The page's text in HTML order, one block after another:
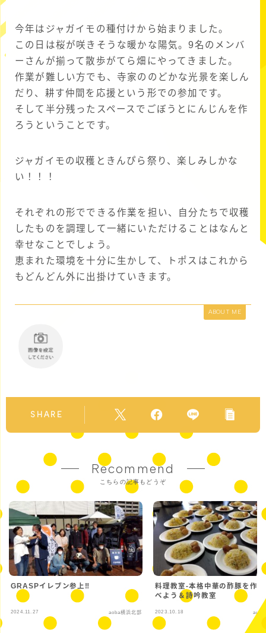
今年はジャガイモの種付けから始まりました。
この日は桜が咲きそうな暖かな陽気。9名のメンバ
ーさんが揃って散歩がてら畑にやってきました。
作業が難しい方でも、寺家ののどかな光景を楽しん
だり、耕す仲間を応援という形での参加です。
そして半分残ったスペースでごぼうとにんじんを作
ろうということです。
ジャガイモの収穫ときんぴら祭り、楽しみしかな
い！！！
それぞれの形でできる作業を担い、自分たちで収穫
したものを調理して一緒にいただけることはなんと
幸せなことでしょう。
恵まれた環境を十分に生かして、トポスはこれから
もどんどん外に出掛けていきます。
ABOUT ME
SHARE
Recommend
こちらの記事もどうぞ
GRASPイレブン参上‼
2024.11.27 aoba横浜北部
料理教室-本格中華の酢豚を作
べよう＆詩吟教室
2023.10.18 aoba